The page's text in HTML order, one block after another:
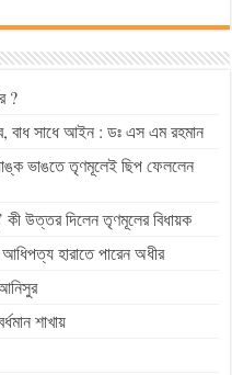
?
বাধ সাধে আইন : ডঃ এস এম রহমান
ভাঙতে তৃণমূলেই ছিপ ফেললেন
উত্তর দিলেন তৃণমূলের বিধায়ক
আধিপত্য হারাতে পারেন অধীর
শাখায়